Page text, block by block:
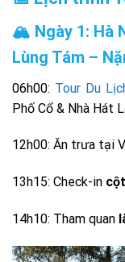
🏔️ Ngày 1: Hà
Lùng Tám –
06h00: Tour Du
Phố Cổ & Nhà Hát
12h00: Ăn trưa tại
13h15: Check-in
14h10: Tham quan